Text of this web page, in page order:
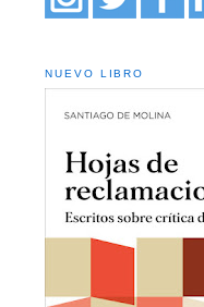
NUEVO LIBRO